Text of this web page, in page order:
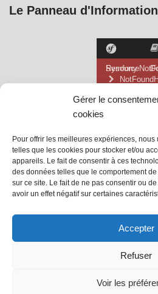
Gérer le
cookies
Pour offrir les meilleures expériences,
telles que les cookies pour stocker et/ou
appareils. Le fait de consentir à ces
des données telles que le comportement
sur ce site. Le fait de ne pas consentir ou
avoir un effet négatif sur certaines
Accepter
Refuser
Voir les
Le Panneau d'Information
@ Mairie de Grainville la Teinturière
Site propulsé par Tambour de Ville
@Grainville-la-teinturiere